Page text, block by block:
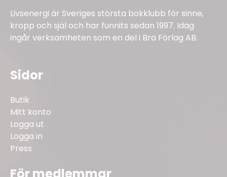
Livsenergi är Sveriges största bokklubb för sinne,
kropp och själ och har funnits sedan 1997. Idag
ingår verksamheten som en del i Bra Förlag AB.
Sidor
Butik
Mitt konto
Logga ut
Logga in
Press